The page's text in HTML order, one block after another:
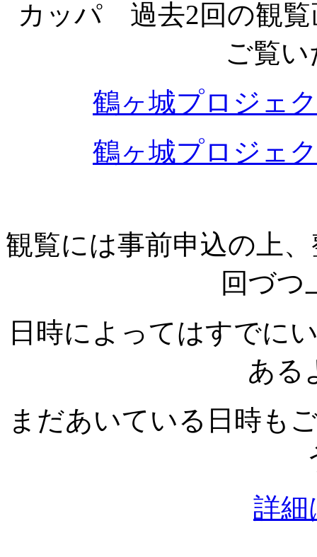
カッパ 過去2回の観覧
ご覧
鶴ヶ城プロジェ
鶴ヶ城プロジェ
観覧には事前申込の上
回づつ
日時によってはすでに
ある
まだあいている日時も
詳